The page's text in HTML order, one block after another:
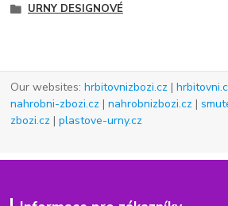
URNY DESIGNOVÉ
Our websites:hrbitovnizbozi.cz |
nahrobni-zbozi.cz |nahrobnizbozi.cz |
zbozi.cz |plastove-urny.cz